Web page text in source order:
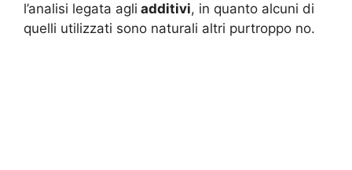
l’analisi legata agli additivi, in quanto alcuni di
quelli utilizzati sono naturali altri purtroppo no.